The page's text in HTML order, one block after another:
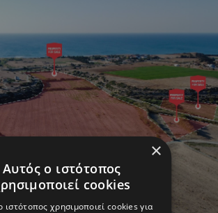
×
Αυτός ο ιστότοπος
cookies
ιστότοπος χρησιμοποιεί cookies για